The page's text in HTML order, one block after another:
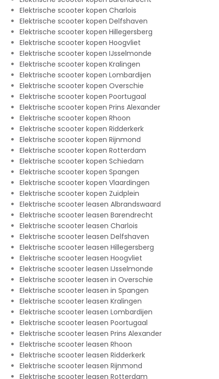
Elektrische scooter kopen Charlois
Elektrische scooter kopen Delfshaven
Elektrische scooter kopen Hillegersberg
Elektrische scooter kopen Hoogvliet
Elektrische scooter kopen IJsselmonde
Elektrische scooter kopen Kralingen
Elektrische scooter kopen Lombardijen
Elektrische scooter kopen Overschie
Elektrische scooter kopen Poortugaal
Elektrische scooter kopen Prins Alexander
Elektrische scooter kopen Rhoon
Elektrische scooter kopen Ridderkerk
Elektrische scooter kopen Rijnmond
Elektrische scooter kopen Rotterdam
Elektrische scooter kopen Schiedam
Elektrische scooter kopen Spangen
Elektrische scooter kopen Vlaardingen
Elektrische scooter kopen Zuidplein
Elektrische scooter leasen Albrandswaard
Elektrische scooter leasen Barendrecht
Elektrische scooter leasen Charlois
Elektrische scooter leasen Delfshaven
Elektrische scooter leasen Hillegersberg
Elektrische scooter leasen Hoogvliet
Elektrische scooter leasen IJsselmonde
Elektrische scooter leasen in Overschie
Elektrische scooter leasen in Spangen
Elektrische scooter leasen Kralingen
Elektrische scooter leasen Lombardijen
Elektrische scooter leasen Poortugaal
Elektrische scooter leasen Prins Alexander
Elektrische scooter leasen Rhoon
Elektrische scooter leasen Ridderkerk
Elektrische scooter leasen Rijnmond
Elektrische scooter leasen Rotterdam